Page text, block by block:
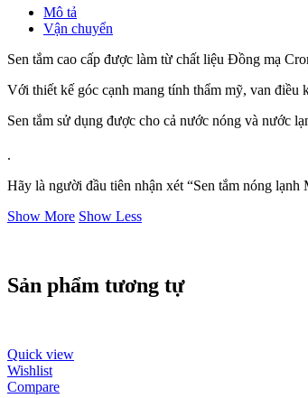
Mô tả
Vận chuyển
Sen tắm cao cấp được làm từ chất liệu Đồng mạ
Với thiết kế góc cạnh mang tính thẩm mỹ, van
Sen tắm sử dụng được cho cả nước nóng và nước
.
Hãy là người đầu tiên nhận xét “Sen tắm nóng lạnh
Show More Show Less
Sản phẩm tương tự
Quick view
Wishlist
Compare